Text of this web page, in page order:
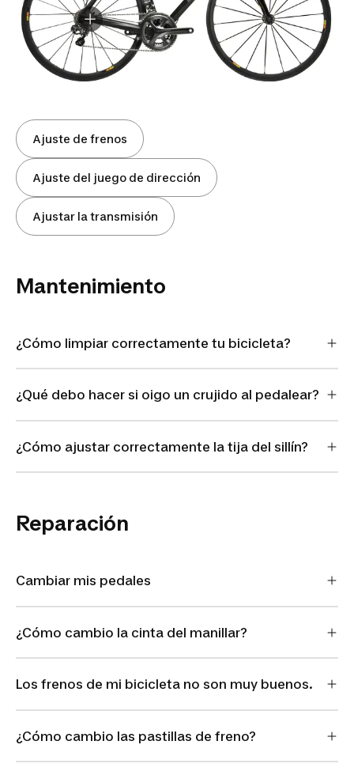
Ajuste de frenos
Ajuste del juego de dirección
Ajustar la transmisión
Mantenimiento
¿Cómo limpiar correctamente tu bicicleta?
¿Qué debo hacer si oigo un crujido al pedalear?
¿Cómo ajustar correctamente la tija del sillín?
Reparación
Cambiar mis pedales
¿Cómo cambio la cinta del manillar?
Los frenos de mi bicicleta no son muy buenos.
¿Cómo cambio las pastillas de freno?